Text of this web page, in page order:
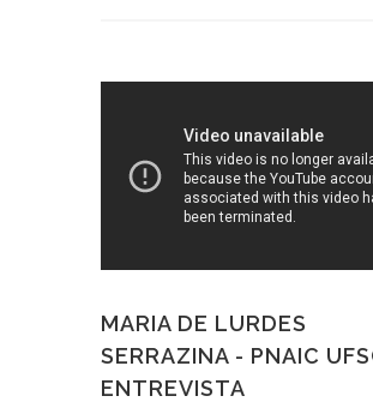
MARIA DE LURDES
SERRAZINA - PNAIC
ENTREVISTA